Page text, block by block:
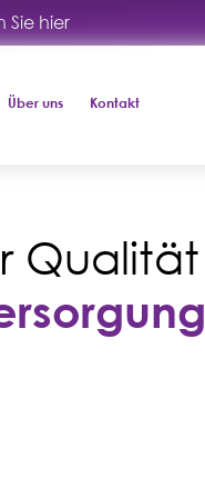
Sie hier
Über uns Kontakt
Qualität